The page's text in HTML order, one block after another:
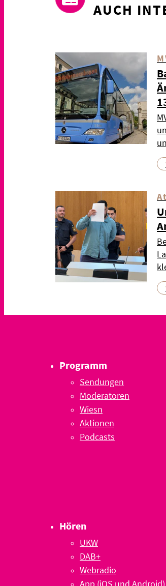
AUCH
Programm
Sendungen
Moderatoren
Wiesn
Aktionen
Podcasts
Hören
UKW
DAB+
Webradio